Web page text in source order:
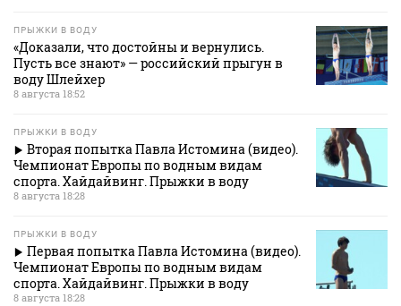
ПРЫЖКИ В ВОДУ
«Доказали, что достойны и вернулись.
Пусть все знают» — российский прыгун в
воду Шлейхер
8 августа 18:52
ПРЫЖКИ В ВОДУ
Вторая попытка Павла Истомина (видео).
Чемпионат Европы по водным видам
спорта. Хайдайвинг. Прыжки в воду
8 августа 18:28
ПРЫЖКИ В ВОДУ
Первая попытка Павла Истомина (видео).
Чемпионат Европы по водным видам
спорта. Хайдайвинг. Прыжки в воду
8 августа 18:28